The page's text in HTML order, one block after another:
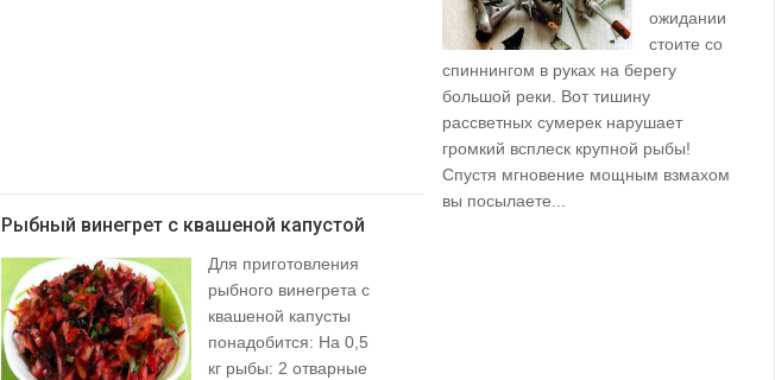
Рыбный винегрет с квашеной капустой
Для приготовления
рыбного винегрета с
квашеной капусты
понадобится: На 0,5
кг рыбы: 2 отварные
ожидании
стоите со
спиннингом в руках на берегу
большой реки. Вот тишину
рассветных сумерек нарушает
громкий всплеск крупной рыбы!
Спустя мгновение мощным взмахом
вы посылаете...